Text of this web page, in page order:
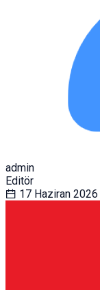
admin
Editör
17 Haziran 2026